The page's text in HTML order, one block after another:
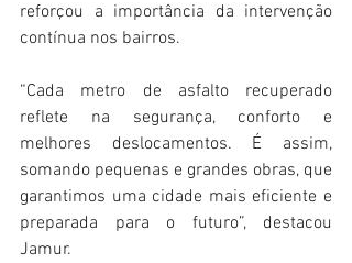
reforçou a importância da intervenção
contínua nos bairros.
“Cada metro de asfalto recuperado
reflete na segurança, conforto e
melhores deslocamentos. É assim,
somando pequenas e grandes obras, que
garantimos uma cidade mais eficiente e
preparada para o futuro”, destacou
Jamur.